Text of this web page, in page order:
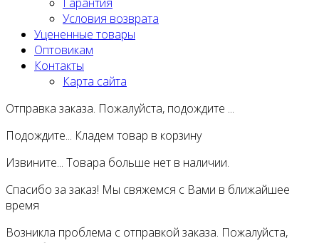
Условия возврата
Уцененные товары
Оптовикам
Контакты
Карта сайта
Отправка заказа. Пожалуйста, подождите ...
Подождите... Кладем товар в корзину
Извините... Товара больше нет в наличии.
Спасибо за заказ! Мы свяжемся с Вами в ближайшее
время
Возникла проблема с отправкой заказа. Пожалуйста,